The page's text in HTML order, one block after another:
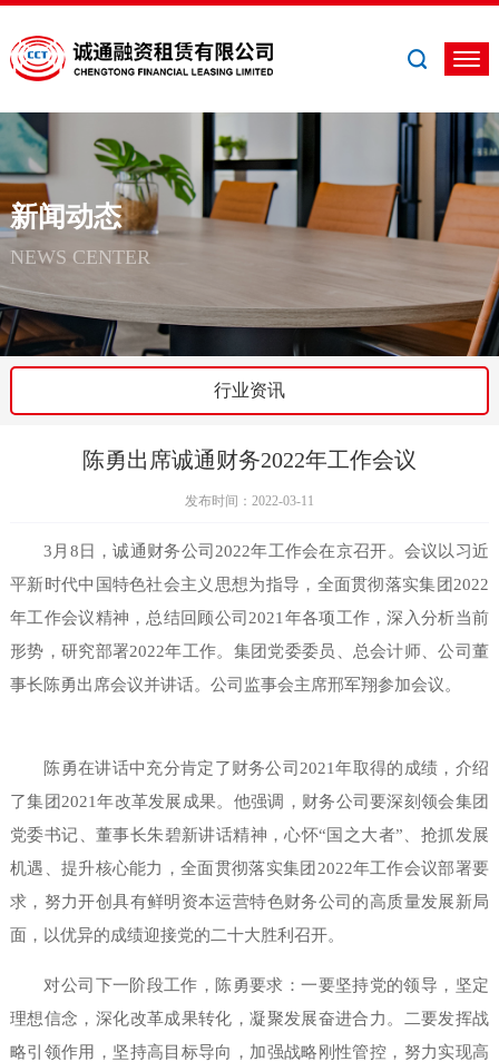
新闻动态
NEWS CENTER
行业资讯
陈勇出席诚通财务2022年工作会议
发布时间：2022-03-11
3月8日，诚通财务公司2022年工作会在京召开。会议以习近
平新时代中国特色社会主义思想为指导，全面贯彻落实集团2022
年工作会议精神，总结回顾公司2021年各项工作，深入分析当前
形势，研究部署2022年工作。集团党委委员、总会计师、公司董
事长陈勇出席会议并讲话。公司监事会主席邢军翔参加会议。
陈勇在讲话中充分肯定了财务公司2021年取得的成绩，介绍
了集团2021年改革发展成果。他强调，财务公司要深刻领会集团
党委书记、董事长朱碧新讲话精神，心怀“国之大者”、抢抓发展
机遇、提升核心能力，全面贯彻落实集团2022年工作会议部署要
求，努力开创具有鲜明资本运营特色财务公司的高质量发展新局
面，以优异的成绩迎接党的二十大胜利召开。
对公司下一阶段工作，陈勇要求：一要坚持党的领导，坚定
理想信念，深化改革成果转化，凝聚发展奋进合力。二要发挥战
略引领作用，坚持高目标导向，加强战略刚性管控，努力实现高